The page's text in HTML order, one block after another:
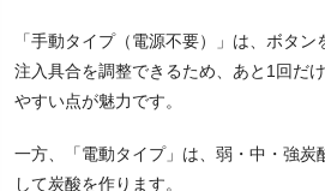
「手動タイプ（電源不要）」は、ボタ
注入具合を調整できるため、あと1回だ
やすい点が魅力です。
一方、「電動タイプ」は、弱・中・強炭
して炭酸を作ります。